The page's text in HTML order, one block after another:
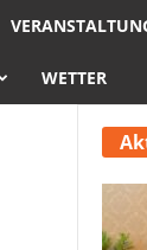
WETTER